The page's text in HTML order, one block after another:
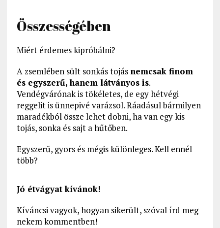
Összességében
Miért érdemes kipróbálni?
A zsemlében sült sonkás tojás nemcsak finom
és egyszerű, hanem látványos is.
Vendégvárónak is tökéletes, de egy hétvégi
reggelit is ünnepivé varázsol. Ráadásul bármilyen
maradékból össze lehet dobni, ha van egy kis
tojás, sonka és sajt a hűtőben.
Egyszerű, gyors és mégis különleges. Kell ennél
több?
Jó étvágyat kívánok!
Kíváncsi vagyok, hogyan sikerült, szóval írd meg
nekem kommentben!